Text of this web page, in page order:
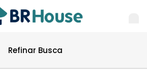
Refinar Busca